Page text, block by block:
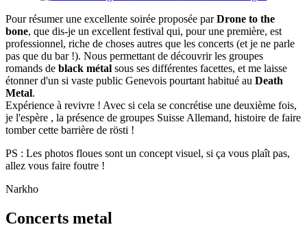
Pour résumer une excellente soirée proposée parDrone to the
bone, que dis-je un excellent festival qui, pour une première, est
professionnel, riche de choses autres que les concerts (et je ne parle
pas que du bar !). Nous permettant de découvrir les groupes
romands de black métal sous ses différentes facettes, et me laisse
étonner d'un si vaste public Genevois pourtant habitué au Death
Metal.
Expérience à revivre ! Avec si cela se concrétise une deuxième fois,
je l'espère , la présence de groupes Suisse Allemand, histoire de faire
tomber cette barrière de rösti !
PS : Les photos floues sont un concept visuel, si ça vous plaît pas,
allez vous faire foutre !
Narkho
Concerts metal